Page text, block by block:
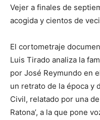
Vejer a finales de
acogida y cientos de
El cortometraje
Luis Tirado analiza la
por José Reymundo en
un retrato de la época y
Civil, relatado por una
Ratona’, a la que pone